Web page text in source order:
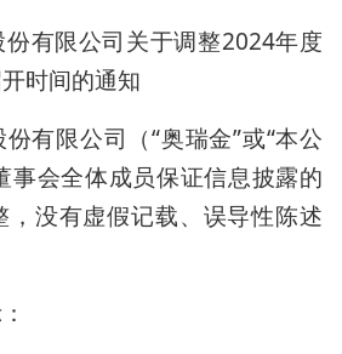
有限公司关于调整2024年度
时间的通知
有限公司（“奥瑞金”或“本公
事会全体成员保证信息披露的
没有虚假记载、误导性陈述